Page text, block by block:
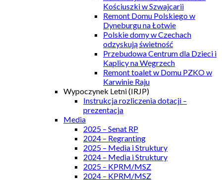
Kościuszki w Szwajcarii
Remont Domu Polskiego w
Dyneburgu na Łotwie
Polskie domy w Czechach
odzyskują świetność
Przebudowa Centrum dla Dzieci i
Kaplicy na Węgrzech
Remont toalet w Domu PZKO w
Karwinie Raju
Wypoczynek Letni (IRJP)
Instrukcja rozliczenia dotacji –
prezentacja
Media
2025 – Senat RP
2024 – Regranting
2025 – Media i Struktury
2024 – Media i Struktury
2025 – KPRM/MSZ
2024 – KPRM/MSZ